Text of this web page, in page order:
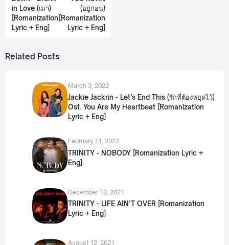
in Love (เมา)
[Romanization
Lyric + Eng]
(อยู่ก่อน)
[Romanization
Lyric + Eng]
Related Posts
March 3, 2022
Jackie Jackrin - Let’s End This (รักที่ต้องหยุดไว้)
Ost. You Are My Heartbeat [Romanization
Lyric + Eng]
February 11, 2022
TRINITY - NOBODY [Romanization Lyric +
Eng]
December 10, 2021
TRINITY - LIFE AIN’T OVER [Romanization
Lyric + Eng]
August 12, 2021